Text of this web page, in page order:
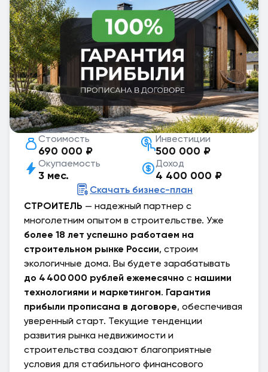
Стоимость
690 000 ₽
Инвестиции
500 000 ₽
Окупаемость
3 мес.
Доход
4 400 000 ₽
СТРОИТЕЛЬ — надежный партнер с
многолетним опытом в строительстве. Уже
более 18 лет успешно работаем на
строительном рынке России, строим
экологичные дома. Вы будете зарабатывать
до 4 400 000 рублей ежемесячно с нашими
технологиями и маркетингом. Гарантия
прибыли прописана в договоре, обеспечивая
уверенный старт. Текущие тенденции
развития рынка недвижимости и
строительства создают благоприятные
условия для стабильного финансового
Скачать бизнес-план